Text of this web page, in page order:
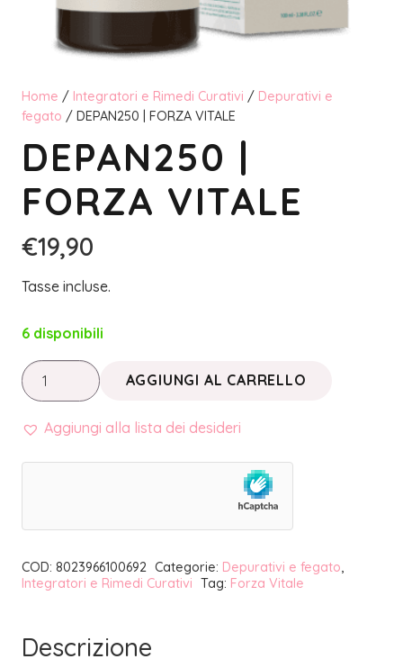
Home / Integratori e Rimedi Curativi / Depurativi e
fegato / DEPAN250 | FORZA VITALE
DEPAN250 |
FORZA VITALE
€19,90
Tasse incluse.
6 disponibili
DEPAN250
FORZA
AGGIUNGI AL CARRELLO
Aggiungi alla lista dei desideri
COD: 8023966100692 Categorie: Depurativi e fegato,
Integratori e Rimedi Curativi Tag: Forza Vitale
Descrizione